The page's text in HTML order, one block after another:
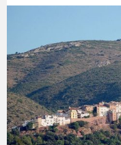
Concerts al Museu